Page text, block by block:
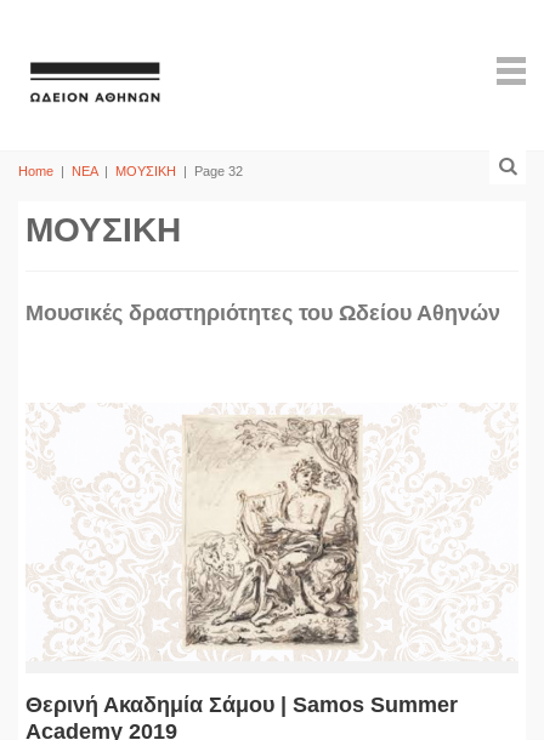
Home | ΝΕΑ | ΜΟΥΣΙΚΗ | Page 32
ΜΟΥΣΙΚΗ
Mουσικές δραστηριότητες του Ωδείου Αθηνών
Θερινή Ακαδημία Σάμου | Samos Summer
Academy 2019